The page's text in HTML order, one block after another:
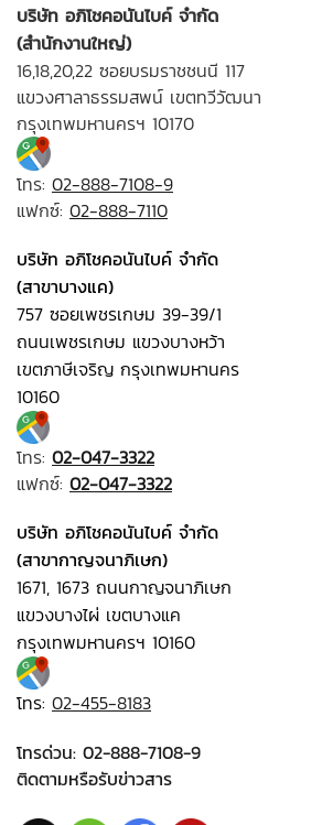
บริษัท อภิโชคอนันไบค์ จำกัด
(สำนักงานใหญ่)
16,18,20,22 ซอยบรมราชชนนี 117
แขวงศาลาธรรมสพน์ เขตทวีวัฒนา
กรุงเทพมหานครฯ 10170
โทร: 02-888-7108-9
แฟกซ์: 02-888-7110
บริษัท อภิโชคอนันไบค์ จำกัด
(สาขาบางแค)
757 ซอยเพชรเกษม 39-39/1
ถนนเพชรเกษม แขวงบางหว้า
เขตภาษีเจริญ กรุงเทพมหานคร
10160
โทร: 02-047-3322
แฟกซ์: 02-047-3322
บริษัท อภิโชคอนันไบค์ จำกัด
(สาขากาญจนาภิเษก)
1671, 1673 ถนนกาญจนาภิเษก
แขวงบางไผ่ เขตบางแค
กรุงเทพมหานครฯ 10160
โทร: 02-455-8183
โทรด่วน: 02-888-7108-9
ติดตามหรือรับข่าวสาร